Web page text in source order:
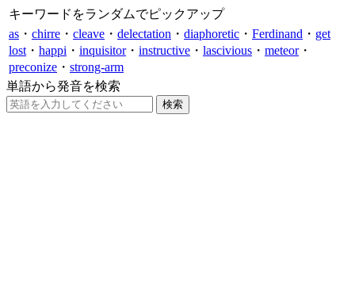
キーワードをランダムでピックアップ
as ・ chirre ・ cleave ・ delectation ・ diaphoretic ・ Ferdinand ・ get
lost ・ happi ・ inquisitor・ instructive ・ lascivious ・ meteor・
preconize ・ strong-arm
単語から発音を検索